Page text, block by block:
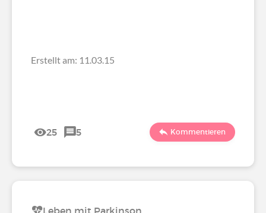
Erstellt am: 11.03.15
25 5 Kommentieren
Leben mit Parkinson